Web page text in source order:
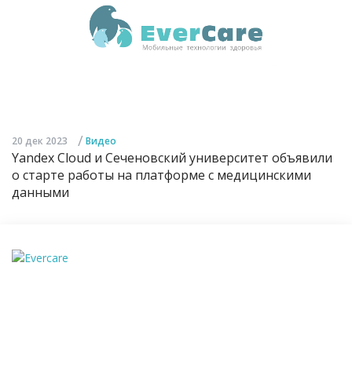
20 дек 2023 / Видео
Yandex Cloud и Сеченовский университет объявили
о старте работы на платформе с медицинскими
данными